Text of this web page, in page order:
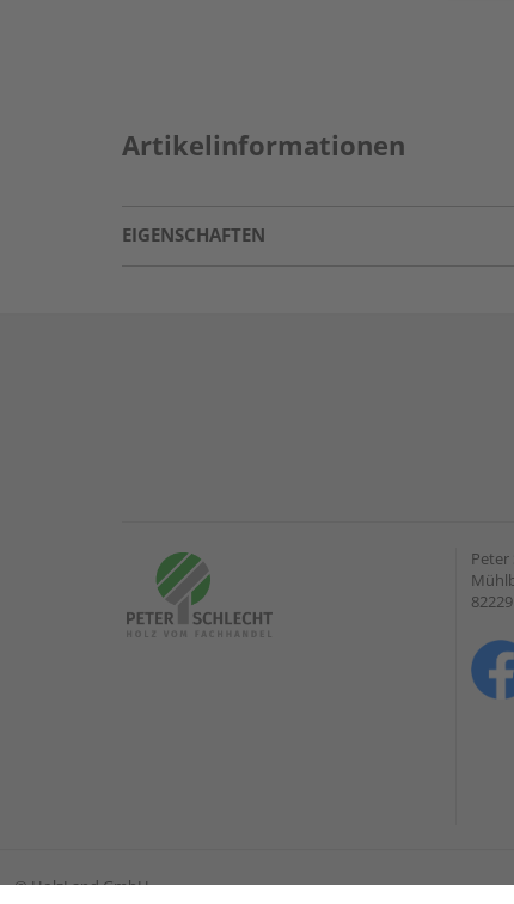
Artikelinformationen
EIGENSCHAFTEN
Peter
©HolzLand GmbH